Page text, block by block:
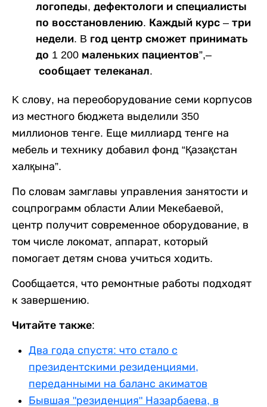
логопеды, дефектологи и специалисты
по восстановлению. Каждый курс – три
недели. B год центр сможет принимать
до 1 200 маленьких пациентов”,–
сообщает телеканал.
K cлову, на переоборудование семи корпусов
из местного бюджета выделили 350
миллионов тенге. Еще миллиард тенге на
мебель и технику добавил фонд “Қазақстан
халқына”.
По словам замглавы управления занятости и
соцпрограмм области Алии Мекебаевой,
центр получит современное оборудование, в
том числе локомат, аппарат, который
помогает детям снова учиться ходить.
Сообщается, что ремонтные работы подходят
к завершению.
Читайте также:
Два года спустя: что стало с
президентскими резиденциями,
переданными на баланс акиматов
Бывшая "резиденция" Назарбаева, в